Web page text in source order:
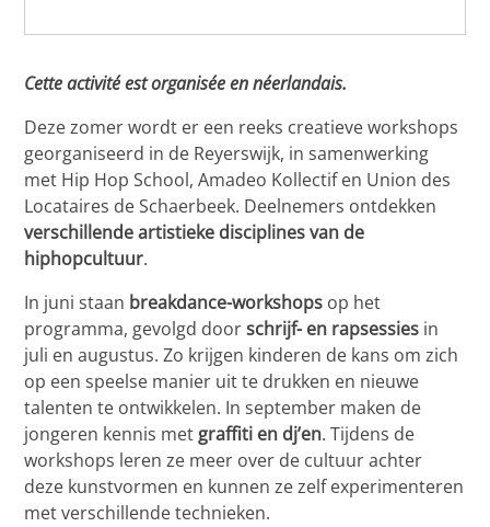
Cette activité est organisée en néerlandais.
Deze zomer wordt er een reeks creatieve workshops
georganiseerd in de Reyerswijk, in samenwerking
met Hip Hop School, Amadeo Kollectif en Union des
Locataires de Schaerbeek. Deelnemers ontdekken
verschillende artistieke disciplines van de
hiphopcultuur.
In juni staan breakdance-workshops op het
programma, gevolgd doorschrijf- en rapsessies in
juli en augustus. Zo krijgen kinderen de kans om zich
op een speelse manier uit te drukken en nieuwe
talenten te ontwikkelen. In september maken de
jongeren kennis met graffiti en dj’en. Tijdens de
workshops leren ze meer over de cultuur achter
deze kunstvormen en kunnen ze zelf experimenteren
met verschillende technieken.